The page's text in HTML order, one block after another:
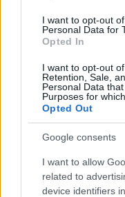
I want to opt-out
Personal Data for
Opted In
I want to opt-out
Retention, Sale,
Personal Data
Purposes for
Opted Out
Google consents
I want to allow
related to
device identifiers
Enyhén nőtt a FAO
energiapiaci és